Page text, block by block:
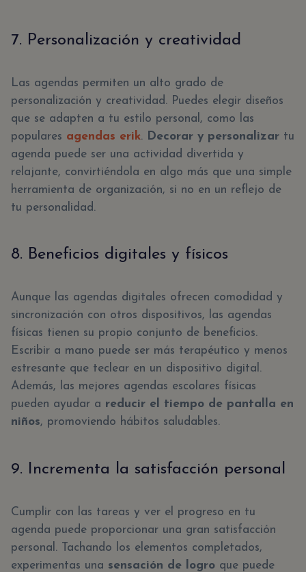
7. Personalización y creatividad
Las agendas permiten un alto grado de
personalización y creatividad. Puedes elegir diseños
que se adapten a tu estilo personal, como las
populares agendas erik. Decorar y personalizar tu
agenda puede ser una actividad divertida y
relajante, convirtiéndola en algo más que una simple
herramienta de organización, si no en un reflejo de
tu personalidad.
8. Beneficios digitales y físicos
Aunque las agendas digitales ofrecen comodidad y
sincronización con otros dispositivos, las agendas
físicas tienen su propio conjunto de beneficios.
Escribir a mano puede ser más terapéutico y menos
estresante que teclear en un dispositivo digital.
Además, las mejores agendas escolares físicas
pueden ayudar a reducir el tiempo de pantalla en
niños, promoviendo hábitos saludables.
9. Incrementa la satisfacción personal
Cumplir con las tareas y ver el progreso en tu
agenda puede proporcionar una gran satisfacción
personal. Tachando los elementos completados,
experimentas una sensación de logro que puede